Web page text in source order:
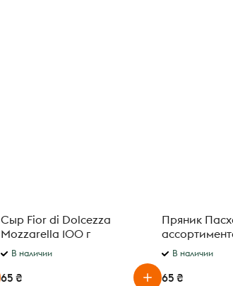
Сыр Fior di Dolcezza
Mozzarella 100 г
В наличии
65 ₴
Пряник
В наличии
65 ₴